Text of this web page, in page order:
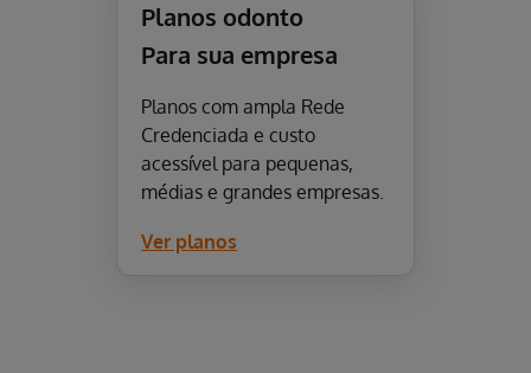
Planos odonto
Para sua empresa
Planos com ampla Rede
Credenciada e custo
acessível para pequenas,
médias e grandes empresas.
Ver planos